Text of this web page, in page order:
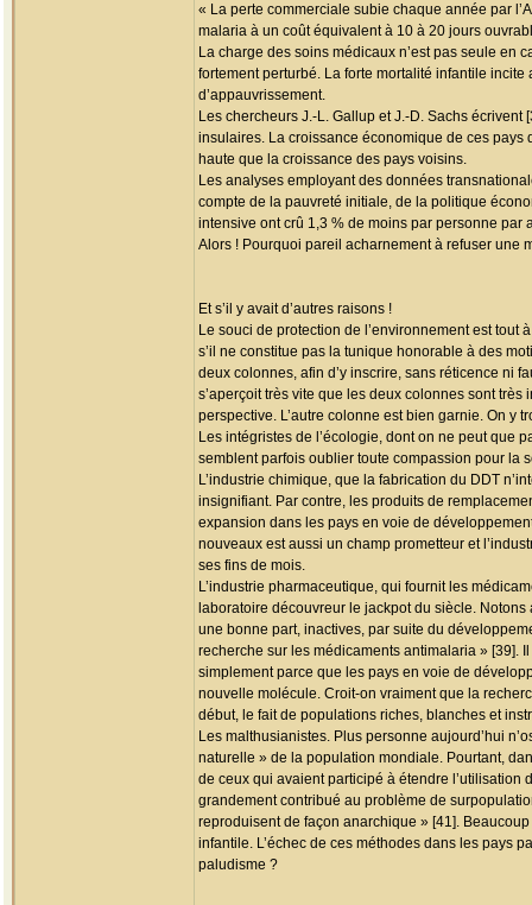
« La perte commerciale subie chaque année par
malaria à un coût équivalent à 10 à 20 jours
La charge des soins médicaux n’est pas seule en
fortement perturbé. La forte mortalité infantile
d’appauvrissement.
Les chercheurs J.-L. Gallup et J.-D. Sachs
insulaires. La croissance économique de ces
haute que la croissance des pays voisins.
Les analyses employant des données
compte de la pauvreté initiale, de la politique
intensive ont crû 1,3 % de moins par personne
Alors ! Pourquoi pareil acharnement à refuser une
Et s’il y avait d’autres raisons !
Le souci de protection de l’environnement est
s’il ne constitue pas la tunique honorable à des
deux colonnes, afin d’y inscrire, sans réticence ni
s’aperçoit très vite que les deux colonnes sont
perspective. L’autre colonne est bien garnie. On y
Les intégristes de l’écologie, dont on ne peut que
semblent parfois oublier toute compassion pour la
L’industrie chimique, que la fabrication du DDT
insignifiant. Par contre, les produits de
expansion dans les pays en voie de
nouveaux est aussi un champ prometteur et
ses fins de mois.
L’industrie pharmaceutique, qui fournit les
laboratoire découvreur le jackpot du siècle.
une bonne part, inactives, par suite du
recherche sur les médicaments antimalaria » [39].
simplement parce que les pays en voie de
nouvelle molécule. Croit-on vraiment que la
début, le fait de populations riches, blanches et
Les malthusianistes. Plus personne aujourd’hui
naturelle » de la population mondiale. Pourtant,
de ceux qui avaient participé à étendre l’utilisation
grandement contribué au problème de
reproduisent de façon anarchique » [41].
infantile. L’échec de ces méthodes dans les pays
paludisme ?